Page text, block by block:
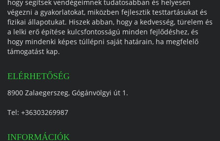
hogy segítsek vendégeimnek tudatosabban és helyesen
végezni a gyakorlatokat, miközben fejlesztik testtartásukat és
fizikai állapotukat. Hiszek abban, hogy a kedvesség, türelem és
a lelki erő építése kulcsfontosságú minden fejlődéshez, és
hogy mindenki képes túllépni saját határain, ha megfelelő
támogatást kap.
ELÉRHETŐSÉG
8900 Zalaegerszeg, Gógánvölgyi út 1.
Tel: +36303269987
INFORMÁCIÓK